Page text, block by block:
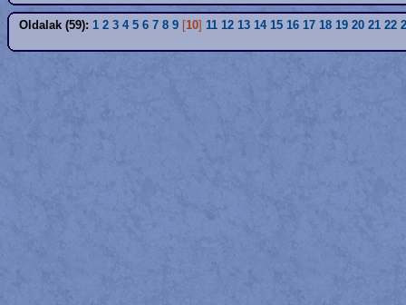
Oldalak (59): 1 2 3 4 5 6 7 8 9 [10] 11 12 13 14 15 16 17 18 19 20 21 22